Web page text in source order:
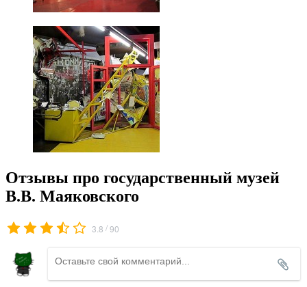
Отзывы про государственный музей
В.В. Маяковского
3.8 /90